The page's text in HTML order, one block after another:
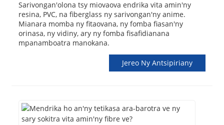
Sarivongan'olona tsy miovaova endrika vita amin'ny
resina, PVC, na fiberglass ny sarivongan'ny anime.
Mianara momba ny fitaovana, ny fomba fiasan'ny
orinasa, ny vidiny, ary ny fomba fisafidianana
mpanamboatra manokana.
Jereo Ny Antsipiriany